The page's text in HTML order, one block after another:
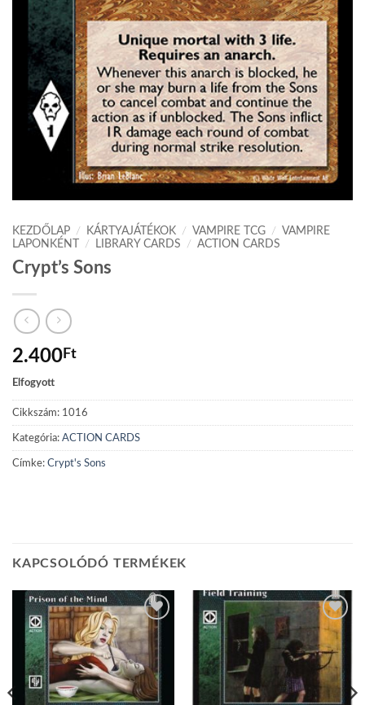
KEZDŐLAP / KÁRTYAJÁTÉKOK / VAMPIRE TCG /
VAMPIRE
LAPONKÉNT
/ LIBRARY CARDS / ACTION CARDS
Crypt’s Sons
2.400Ft
Elfogyott
Cikkszám: 1016
Kategória: ACTION CARDS
Címke: Crypt's Sons
KAPCSOLÓDÓ TERMÉKEK
Add to
wishlist
Add to
wishlist